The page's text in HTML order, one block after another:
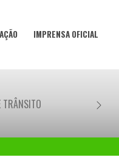
IMPRENSA OFICIAL
TRÂNSITO